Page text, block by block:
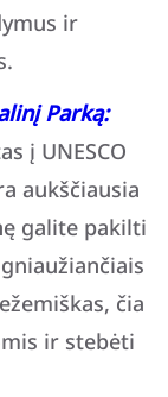
ir
Parką:
į UNESCO
aukščiausia
galite pakilti
čia
ir stebėti